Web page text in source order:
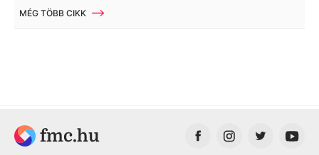
MÉG TÖBB CIKK
fmc.hu